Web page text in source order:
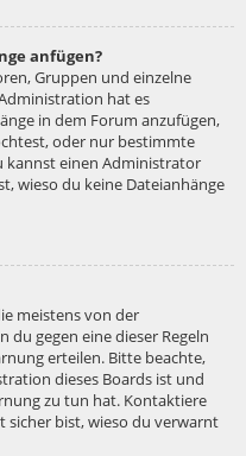
anfügen?
Gruppen und einzelne
hat es
in dem Forum anzufügen,
oder nur bestimmte
kannst einen Administrator
wieso du keine Dateianhänge
meistens von der
gegen eine dieser Regeln
erteilen. Bitte beachte,
dieses Boards ist und
zu tun hat. Kontaktiere
bist, wieso du verwarnt